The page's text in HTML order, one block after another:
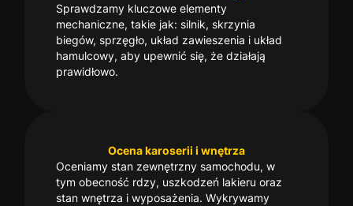
Sprawdzamy kluczowe elementy
mechaniczne, takie jak: silnik, skrzynia
biegów, sprzęgło, układ zawieszenia i układ
hamulcowy, aby upewnić się, że działają
prawidłowo.
Ocena karoserii i wnętrza
Oceniamy stan zewnętrzny samochodu, w
tym obecność rdzy, uszkodzeń lakieru oraz
stan wnętrza i wyposażenia. Wykrywamy